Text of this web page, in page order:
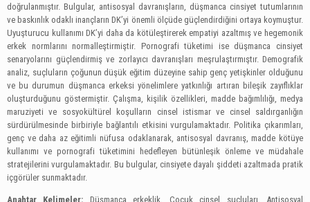
doğrulanmıştır. Bulgular, antisosyal davranışların, düşmanca cinsiyet tutumlarının
ve baskınlık odaklı inançların DK’yi önemli ölçüde güçlendirdiğini ortaya koymuştur.
Uyuşturucu kullanımı DK’yi daha da kötüleştirerek empatiyi azaltmış ve hegemonik
erkek normlarını normalleştirmiştir. Pornografi tüketimi ise düşmanca cinsiyet
senaryolarını güçlendirmiş ve zorlayıcı davranışları meşrulaştırmıştır. Demografik
analiz, suçluların çoğunun düşük eğitim düzeyine sahip genç yetişkinler olduğunu
ve bu durumun düşmanca erkeksi yönelimlere yatkınlığı artıran bileşik zayıflıklar
oluşturduğunu göstermiştir. Çalışma, kişilik özellikleri, madde bağımlılığı, medya
maruziyeti ve sosyokültürel koşulların cinsel istismar ve cinsel saldırganlığın
sürdürülmesinde birbiriyle bağlantılı etkisini vurgulamaktadır. Politika çıkarımları,
genç ve daha az eğitimli nüfusa odaklanarak, antisosyal davranış, madde kötüye
kullanımı ve pornografi tüketimini hedefleyen bütünleşik önleme ve müdahale
stratejilerini vurgulamaktadır. Bu bulgular, cinsiyete dayalı şiddeti azaltmada pratik
içgörüler sunmaktadır.
Anahtar Kelimeler: Düşmanca erkeklik, Çocuk cinsel suçluları, Antisosyal